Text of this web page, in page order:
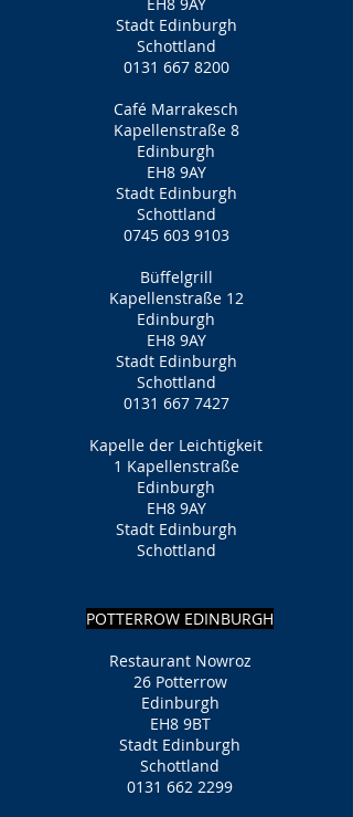
Stadt Edinburgh
Schottland
0131 667 8200
Café Marrakesch
Kapellenstraße 8
Edinburgh
EH8 9AY
Stadt Edinburgh
Schottland
0745 603 9103
Büffelgrill
Kapellenstraße 12
Edinburgh
EH8 9AY
Stadt Edinburgh
Schottland
0131 667 7427
Kapelle der Leichtigkeit
1 Kapellenstraße
Edinburgh
EH8 9AY
Stadt Edinburgh
Schottland
POTTERROW EDINBURGH
Restaurant Nowroz
26 Potterrow
Edinburgh
EH8 9BT
Stadt Edinburgh
Schottland
0131 662 2299